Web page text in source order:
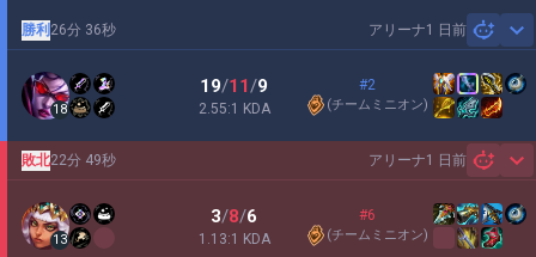
アリーナ1 日前
勝利 26分 36秒
18
19/11/9
2.55:1 KDA
#2
(チームミニオン)
アリーナ1 日前
敗北22分 49秒
13
3/8/6
1.13:1 KDA
#6
(チームミニオン)